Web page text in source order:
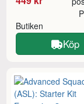
Butiken
Köp